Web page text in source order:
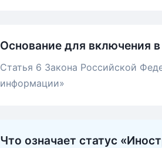
Основание для включения
Статья 6 Закона Российской
информации»
Что означает статус